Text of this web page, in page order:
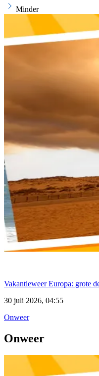
Minder
Vakantieweer Europa: grote
30 juli 2026, 04:55
Onweer
Onweer